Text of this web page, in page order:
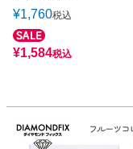
¥1,760税込
¥1,584税込